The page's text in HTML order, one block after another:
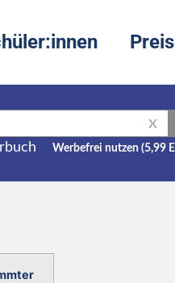
X
Werbefrei nutzen (5,99